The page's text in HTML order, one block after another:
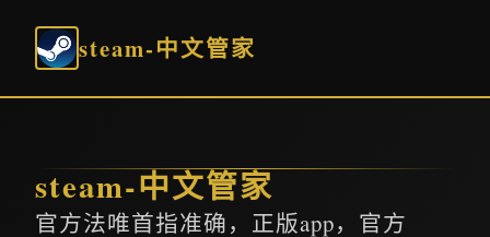
steam-中文管家
steam-中文管家
官方法唯首指准确，正版app，官方